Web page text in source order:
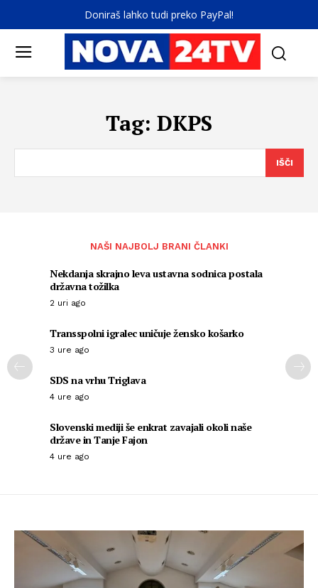
Doniraš lahko tudi preko PayPal!
Tag: DKPS
IŠČI
NAŠI NAJBOLJ BRANI ČLANKI
Nekdanja skrajno leva ustavna sodnica postala
državna tožilka
2 uri ago
Transspolni igralec uničuje žensko košarko
3 ure ago
SDS na vrhu Triglava
4 ure ago
Slovenski mediji še enkrat zavajali okoli naše
države in Tanje Fajon
4 ure ago